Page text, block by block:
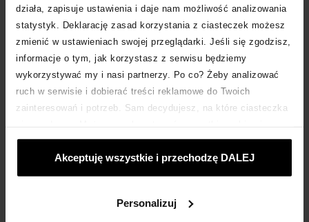
działa, zapisuje ustawienia i daje nam możliwość analizowania
statystyk. Deklarację zasad korzystania z ciasteczek możesz
zmienić w ustawieniach swojej przeglądarki. Jeśli się zgodzisz,
informacje o tym, jak korzystasz z serwisu będziemy
wykorzystywać my i nasi partnerzy. Po co? Żeby analizować
ruch w serwisie i dobierać treści reklamowe do Twoich
zainteresowań i potrzeb. Sam decydujesz, na które ciasteczka
„Akceptuje wszystkie i przechodzę DALEJ”; dostosować
ciasteczka używając opcji „Personalizuj”; odmówić ciasteczek,
które nie są niezbędne: klikając „Tylko niezbędne ciasteczka”.
Akceptuję wszystkie i przechodzę DALEJ
Personalizuj
klienci
banków
klienci firm
pożyczkowych
poniżej 25
lat
4,1% 13,7%
24-34
18,3% 26,8%
23,6% 20,8%